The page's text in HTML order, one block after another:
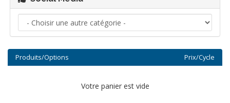
Produits/Options Prix/Cycle
Votre panier est vide